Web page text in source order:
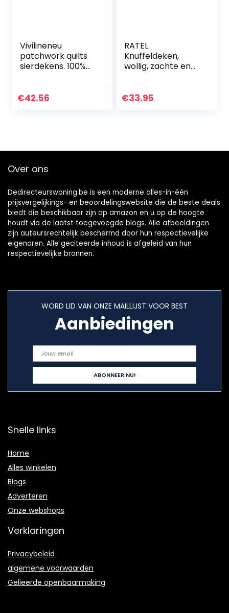
Vivilineneu
patchwork quilts
sierdekens. 100%
Boheemse
€42.56
RATEL
Knuffeldeken,
wollig, zachte en
bed, bank,
€33.95
Over ons
Dedirecteurswoning.be is een moderne alles-in-één
prijsvergelijkings- en beoordelingswebsite die de beste deals
biedt die beschikbaar zijn op amazon en u op de hoogte
houdt via de laatst toegevoegde blogs. Alle afbeeldingen
zijn auteursrechtelijk beschermd door hun respectievelijke
eigenaren. Alle geciteerde inhoud is afgeleid van hun
respectievelijke bronnen.
WORD LID VAN ONZE MAILLIJST VOOR BEST
Aanbiedingen
Snelle links
Home
Alles winkelen
Blogs
Adverteren
Onze webshops
Verklaringen
Privacybeleid
algemene voorwaarden
Gelieerde openbaarmaking